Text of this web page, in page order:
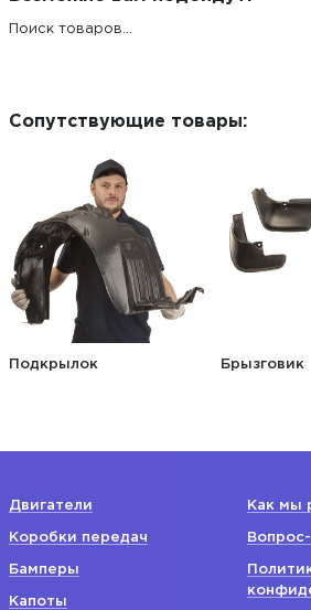
Поиск товаров...
Сопутствующие товары:
Подкрылок Брызговик
Двигатели
Коробки передач
Бамперы
Капоты
Как мы